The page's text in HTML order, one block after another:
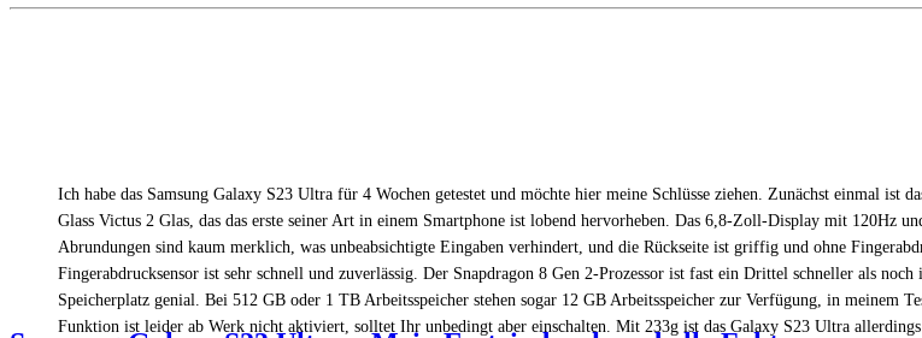
Ich habe das Samsung Galaxy S23 Ultra für 4 Wochen getestet und möchte hier meine Schlüsse ziehen. Zunächst einmal
Glass Victus 2 Glas, das das erste seiner Art in einem Smartphone ist lobend hervorheben. Das 6,8-Zoll-Display mit 120Hz
Abrundungen sind kaum merklich, was unbeabsichtigte Eingaben verhindert, und die Rückseite ist griffig und ohne
Fingerabdrucksensor ist sehr schnell und zuverlässig. Der Snapdragon 8 Gen 2-Prozessor ist fast ein Drittel schneller als
Speicherplatz genial. Bei 512 GB oder 1 TB Arbeitsspeicher stehen sogar 12 GB Arbeitsspeicher zur Verfügung, in meinem
Funktion ist leider ab Werk nicht aktiviert, solltet Ihr unbedingt aber einschalten. Mit 233g ist das Galaxy S23 Ultra